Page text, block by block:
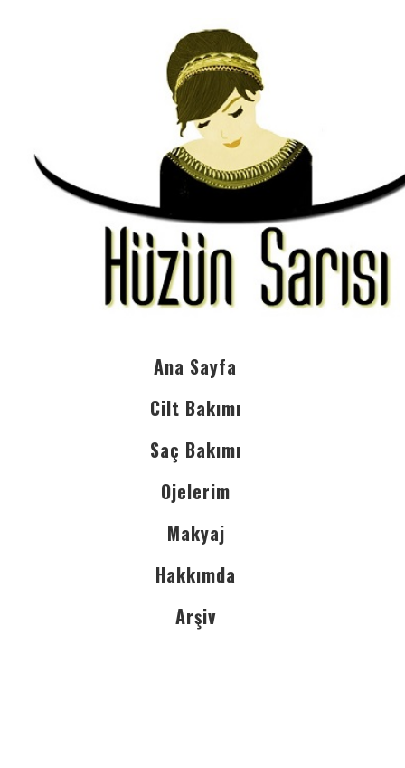
Ana Sayfa
Cilt Bakımı
Saç Bakımı
Ojelerim
Makyaj
Hakkımda
Arşiv